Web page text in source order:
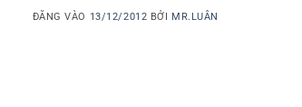
ĐĂNG VÀO 13/12/2012 BỞI MR.LUÂN